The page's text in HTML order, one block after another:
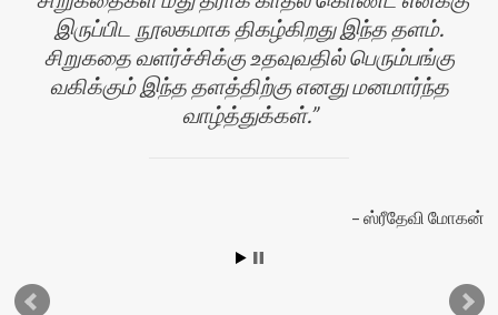
இருப்பிட நூலகமாக திகழ்கிறது இந்த தளம்.
சிறுகதை வளர்ச்சிக்கு உதவுவதில் பெரும்பங்கு
வகிக்கும் இந்த தளத்திற்கு எனது மனமார்ந்த
வாழ்த்துக்கள்.
ஸ்ரீதேவி மோகன்